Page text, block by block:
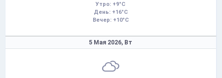
Утро: +9°C
День: +16°C
Вечер: +10°C
5 Мая 2026, Вт